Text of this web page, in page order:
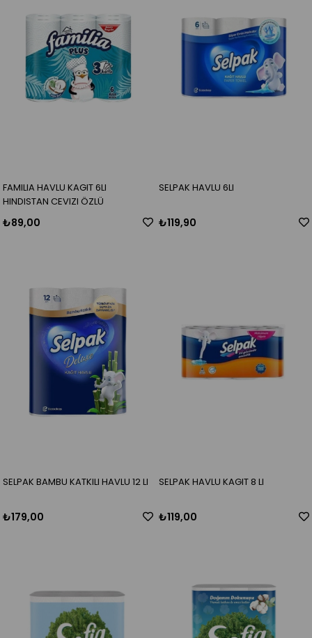
FAMILIA HAVLU KAGIT 6LI
HINDISTAN CEVIZI ÖZLÜ
₺89,00
SELPAK HAVLU 6LI
₺119,90
SELPAK BAMBU KATKILI HAVLU 12 LI
₺179,00
SELPAK HAVLU KAGIT 8 LI
₺119,00